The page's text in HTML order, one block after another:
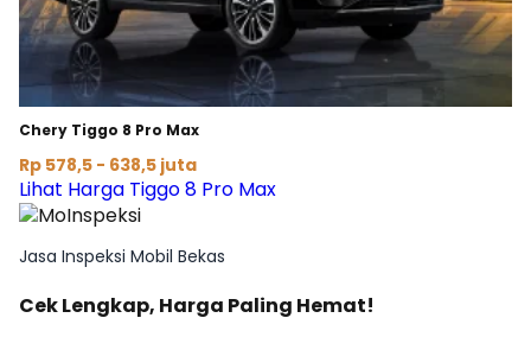
Chery Tiggo 8 Pro Max
Rp 578,5 - 638,5 juta
Lihat Harga Tiggo 8 Pro Max
Jasa Inspeksi Mobil Bekas
Cek Lengkap, Harga Paling Hemat!